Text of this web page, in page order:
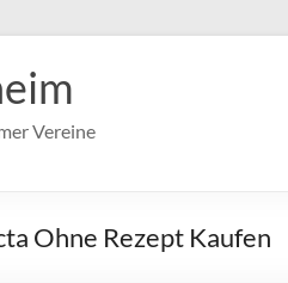
Vereine
Ohne Rezept Kaufen